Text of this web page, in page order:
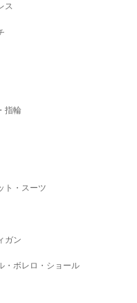
ス
指輪
ト・スーツ
ガン
・ボレロ・ショール